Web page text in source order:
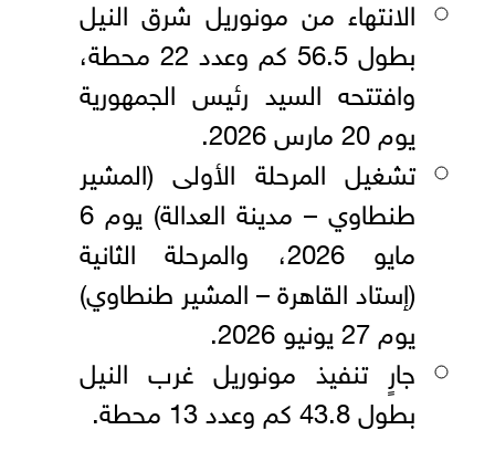
الانتهاء من مونوريل شرق النيل
بطول 56.5 كم وعدد 22 محطة،
وافتتحه السيد رئيس الجمهورية
يوم 20 مارس 2026.
تشغيل المرحلة الأولى (المشير
طنطاوي – مدينة العدالة) يوم 6
مايو 2026، والمرحلة الثانية
(إستاد القاهرة – المشير طنطاوي)
يوم 27 يونيو 2026.
جارٍ تنفيذ مونوريل غرب النيل
بطول 43.8 كم وعدد 13 محطة.